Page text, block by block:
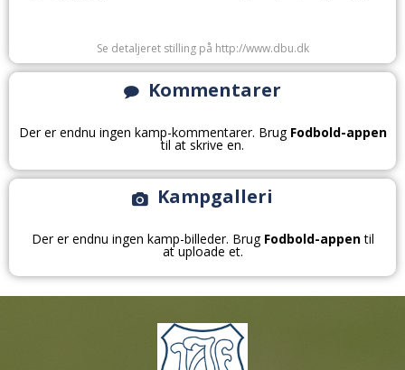
Se detaljeret stilling på http://www.dbu.dk
Kommentarer
Der er endnu ingen kamp-kommentarer. Brug Fodbold-appen
til at skrive en.
Kampgalleri
Der er endnu ingen kamp-billeder. Brug Fodbold-appentil
at uploade et.